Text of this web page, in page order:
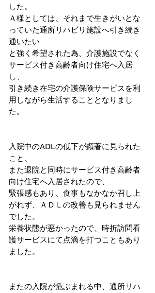
した。
Ａ様としては、それまで生きがいとな
っていた通所リハビリ施設へ引き続き
通いたい
と強く希望された為、介護施設でなく
サービス付き高齢者向け住宅へ入居
し、
引き続き在宅の介護保険サービスを利
用しながら生活することとなりまし
た。
入院中のADLの低下が顕著に見られた
こと、
また退院と同時にサービス付き高齢者
向け住宅へ入居されたので、
緊張感もあり、食事もなかなか召し上
がれず、ＡＤＬの改善も見られません
でした。
栄養状態が悪かったので、時折訪問看
護サービスにて点滴を打つこともあり
ました。
またの入院が危ぶまれる中、通所リハ